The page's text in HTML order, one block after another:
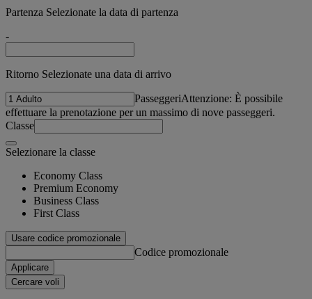
Partenza Selezionate la data di partenza
-
Ritorno Selezionate una data di arrivo
PasseggeriAttenzione: È possibile
effettuare la prenotazione per un massimo di nove passeggeri.
Classe
Selezionare la classe
Economy Class
Premium Economy
Business Class
First Class
Usare codice promozionale
Codice promozionale
Applicare
Cercare voli